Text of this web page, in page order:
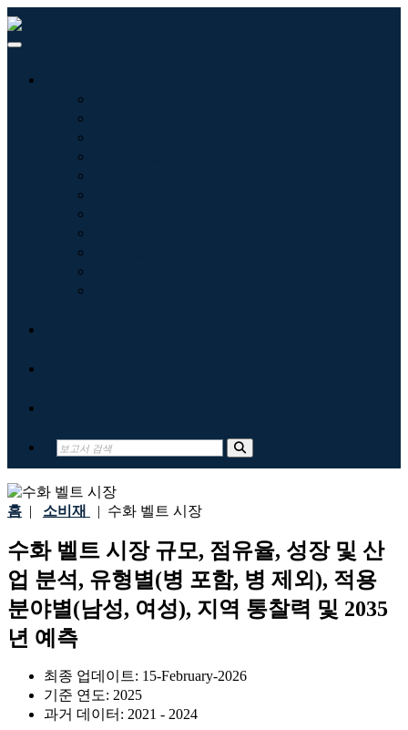
홈 | 소비재 | 수화 벨트 시장
수화 벨트 시장 규모, 점유율, 성장 및 산
업 분석, 유형별(병 포함, 병 제외), 적용
분야별(남성, 여성), 지역 통찰력 및 2035
년 예측
최종 업데이트: 15-February-2026
기준 연도: 2025
과거 데이터: 2021 - 2024